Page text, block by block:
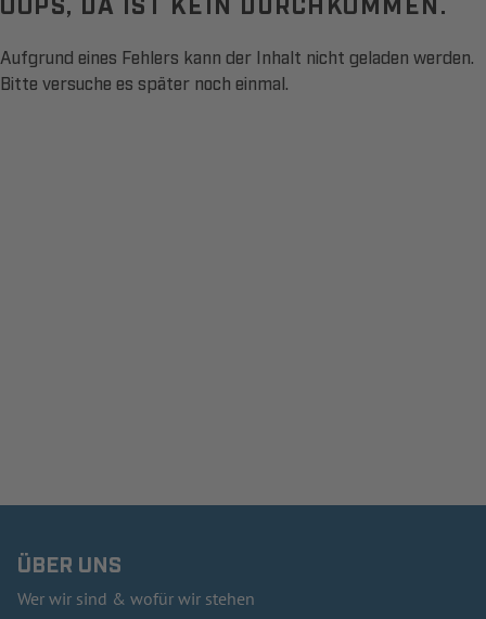
Aufgrund eines Fehlers kann der Inhalt nicht geladen werden.
Bitte versuche es später noch einmal.
ÜBER UNS
Wer wir sind & wofür wir stehen